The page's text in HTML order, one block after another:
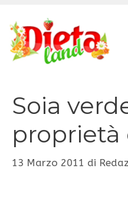
contenuto
Soia
proprietà
13 Marzo 2011 di